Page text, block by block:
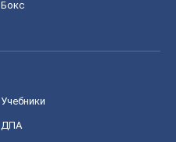
Бокс
Учебники
ДПА